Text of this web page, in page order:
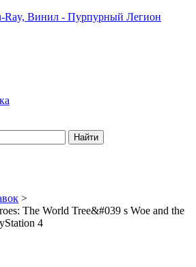
Найти
>
The World Tree&#039 s Woe and the
4